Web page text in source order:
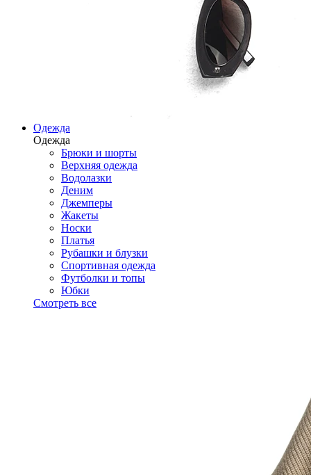
Одежда
Одежда
Брюки и шорты
Верхняя одежда
Водолазки
Деним
Джемперы
Жакеты
Носки
Платья
Рубашки и блузки
Спортивная одежда
Футболки и топы
Юбки
Смотреть все